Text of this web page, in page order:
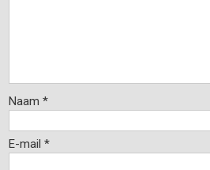
Naam*
E-mail*